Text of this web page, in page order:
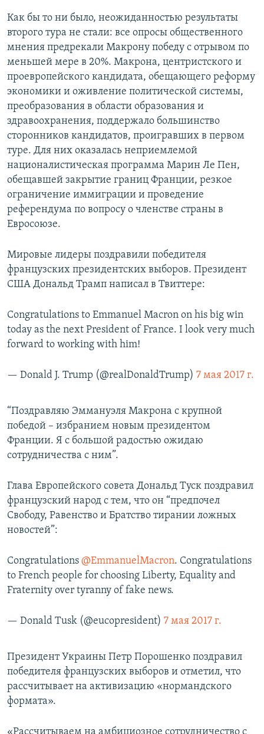
Как бы то ни было, неожиданностью результаты
второго тура не стали: все опросы общественного
мнения предрекали Макрону победу с отрывом по
меньшей мере в 20%. Макрона, центристского и
проевропейского кандидата, обещающего реформу
экономики и оживление политической системы,
преобразования в области образования и
здравоохранения, поддержало большинство
сторонников кандидатов, проигравших в первом
туре. Для них оказалась неприемлемой
националистическая программа Марин Ле Пен,
обещавшей закрытие границ Франции, резкое
ограничение иммиграции и проведение
референдума по вопросу о членстве страны в
Евросоюзе.
Мировые лидеры поздравили победителя
французских президентских выборов. Президент
США Дональд Трамп написал в Твиттере:
Congratulations to Emmanuel Macron on his big win
today as the next President of France. I look very much
forward to working with him!
— Donald J. Trump (@realDonaldTrump) 7 мая 2017 г.
“Поздравляю Эммануэля Макрона с крупной
победой – избранием новым президентом
Франции. Я с большой радостью ожидаю
сотрудничества с ним”.
Глава Европейского совета Дональд Туск поздравил
французский народ с тем, что он “предпочел
Свободу, Равенство и Братство тирании ложных
новостей”:
Congratulations @EmmanuelMacron. Congratulations
to French people for choosing Liberty, Equality and
Fraternity over tyranny of fake news.
— Donald Tusk (@eucopresident) 7 мая 2017 г.
Президент Украины Петр Порошенко поздравил
победителя французских выборов и отметил, что
рассчитывает на активизацию «нормандского
формата».